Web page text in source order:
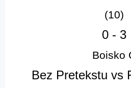
(10)
0 - 3
Boisko
Bez Pretekstu vs